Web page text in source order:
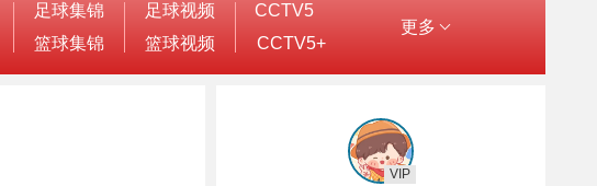
足球集锦
篮球集锦
足球视频
篮球视频
CCTV5
CCTV5+
更多
VIP